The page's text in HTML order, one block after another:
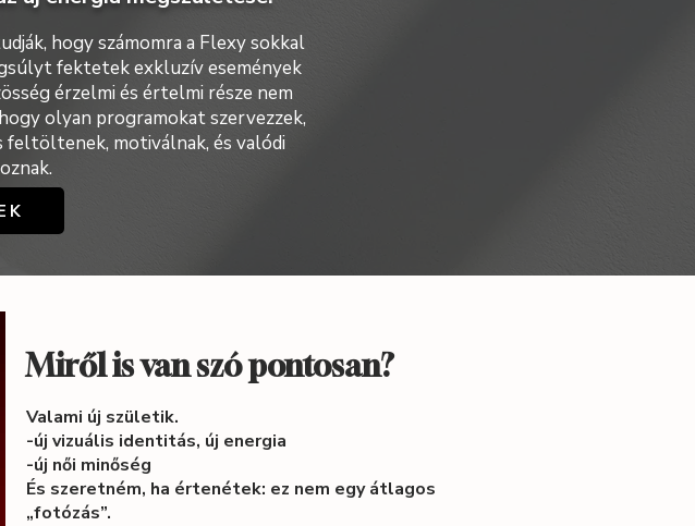
hogy számomra a Flexy sokkal
fektetek exkluzív események
érzelmi és értelmi része nem
olyan programokat szervezzek,
feltöltenek, motiválnak, és valódi
Miről is van szó pontosan?
Valami új születik.
-új vizuális identitás, új energia
-új női minőség
És szeretném, ha értenétek: ez nem egy átlagos
„fotózás”.